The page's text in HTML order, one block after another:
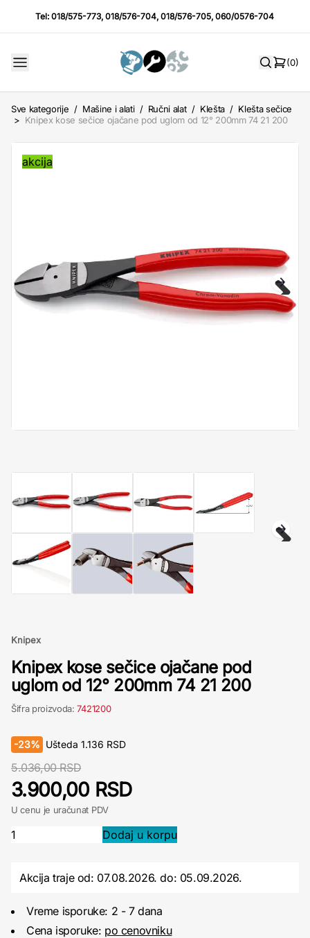
Tel:018/575-773,018/576-704,018/576-705,060/0576-704
(0)
Sve kategorije / Mašine i alati / Ručni alat / Klešta / Klešta sečice
> Knipex kose sečice ojačane pod uglom od 12° 200mm 74 21 200
akcija
Knipex
Knipex kose sečice ojačane pod
uglom od 12° 200mm 74 21 200
Šifra proizvoda:7421200
-23% Ušteda 1.136 RSD
5.036,00 RSD
3.900,00 RSD
U cenu je uračunat PDV
Akcija traje od: 07.08.2026.do: 05.09.2026.
Vreme isporuke: 2 - 7 dana
Cena isporuke: po cenovniku